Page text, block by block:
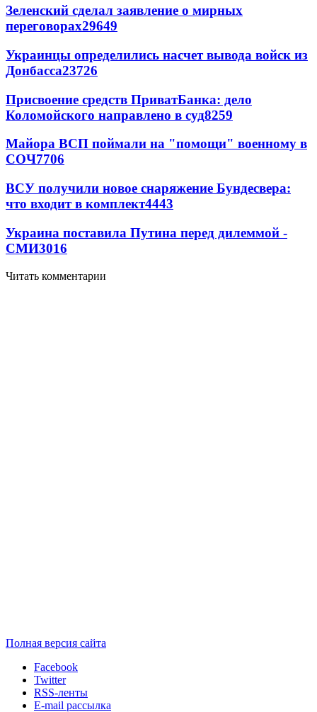
Зеленский сделал заявление о мирных
переговорах29649
Украинцы определились насчет вывода войск из
Донбасса23726
Присвоение средств ПриватБанка: дело
Коломойского направлено в суд8259
Майора ВСП поймали на "помощи" военному в
СОЧ7706
ВСУ получили новое снаряжение Бундесвера:
что входит в комплект4443
Украина поставила Путина перед дилеммой -
СМИ3016
Читать комментарии
Полная версия сайта
Facebook
Twitter
RSS-ленты
E-mail рассылка